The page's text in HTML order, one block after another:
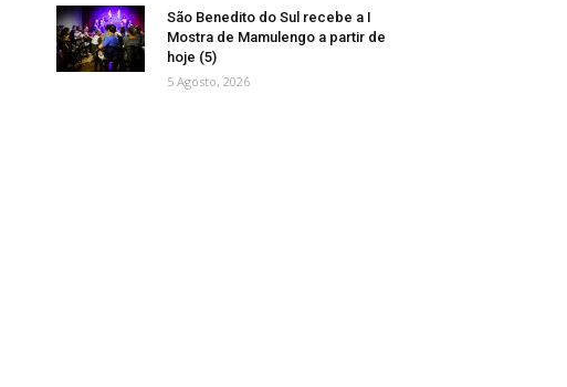
São Benedito do Sul recebe a I
Mostra de Mamulengo a partir de
hoje (5)
5 Agosto, 2026